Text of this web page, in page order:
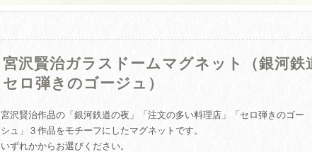
宮沢賢治ガラスドームマグネット（銀河鉄
セロ弾きのゴージュ）
宮沢賢治作品の「銀河鉄道の夜」「注文の多い料理店」「セロ弾きのゴー
シュ」３作品をモチーフにしたマグネットです。
いずれかからお選びください。